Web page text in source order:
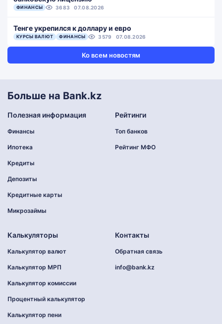
ФИНАНСЫ 3683 07.08.2026
Тенге укрепился к доллару и евро
КУРСЫ ВАЛЮТ ФИНАНСЫ 3579 07.08.2026
Ко всем новостям
Больше на Bank.kz
Полезная информация
Финансы
Ипотека
Кредиты
Депозиты
Кредитные карты
Микрозаймы
Рейтинги
Топ банков
Рейтинг МФО
Калькуляторы
Калькулятор валют
Калькулятор МРП
Калькулятор комиссии
Процентный калькулятор
Калькулятор пени
Контакты
Обратная связь
info@bank.kz